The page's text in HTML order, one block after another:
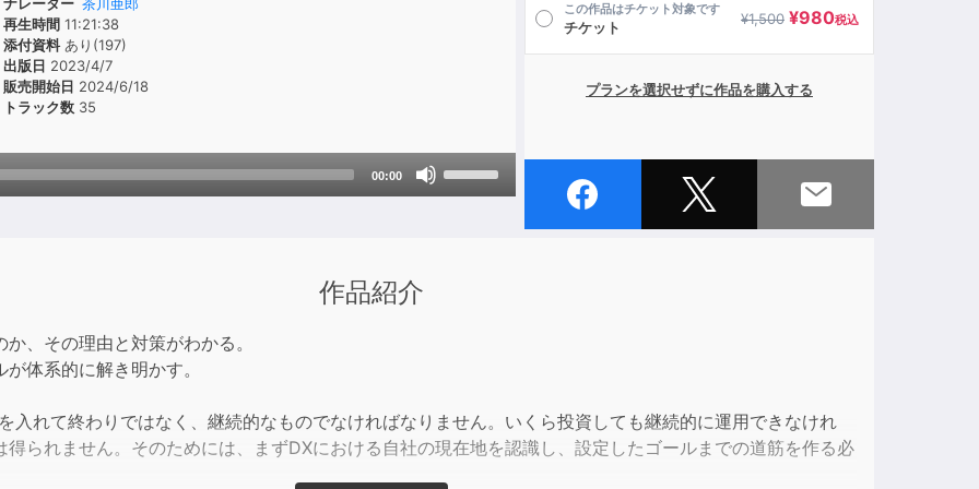
再生時間 11:21:38
添付資料あり(197)
出版日 2023/4/7
販売開始日 2024/6/18
トラック数 35
00:00
この作品はチケット対象です
チケット ¥1,500 ¥980税込
プランを選択せずに作品を購入する
作品紹介
、その理由と対策がわかる。
体系的に解き明かす。
入れて終わりではなく、継続的なものでなければなりません。いくら投資しても継続的に運用できなけれ
得られません。そのためには、まずDXにおける自社の現在地を認識し、設定したゴールまでの道筋を作る必